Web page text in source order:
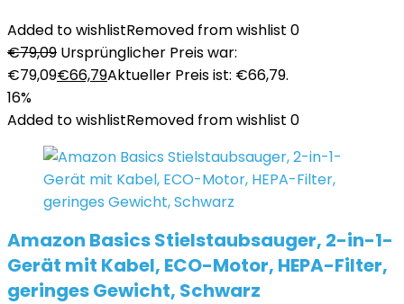
Added to wishlistRemoved from wishlist 0
€79,09 Ursprünglicher Preis war:
€79,09€66,79Aktueller Preis ist: €66,79.
16%
Added to wishlistRemoved from wishlist 0
Amazon Basics Stielstaubsauger, 2-in-1-
Gerät mit Kabel, ECO-Motor, HEPA-Filter,
geringes Gewicht, Schwarz